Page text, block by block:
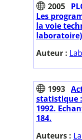
2005
Les
la voie
Auteur :
1993
statistique
1992.
184.
Auteurs :